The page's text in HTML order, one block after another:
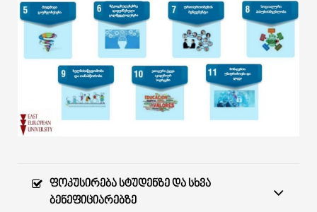
ᲡᲢᲣᲓᲔᲜᲢᲣᲠᲘ ᲪᲮᲝᲕᲠᲔᲑᲐ
ᲙᲝᲜᲢᲐᲥᲢᲘ
ᲤᲝᲙᲣᲡᲘᲠᲔᲑᲐ ᲡᲢᲣᲓᲔᲜᲖᲔ ᲓᲐ ᲡᲮᲕᲐ
ᲑᲔᲜᲔᲤᲘᲪᲘᲐᲠᲔᲑᲖᲔ